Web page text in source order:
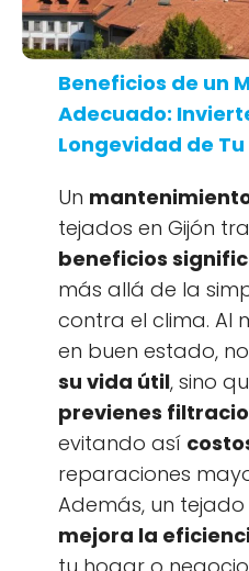
Beneficios de un
Adecuado:
Longevidad de
Un
tejados en Gijón
beneficios
más allá de la
contra el clima. Al
en buen estado,
su vida útil, sino
previenes
evitando así
reparaciones
Además, un
mejora la